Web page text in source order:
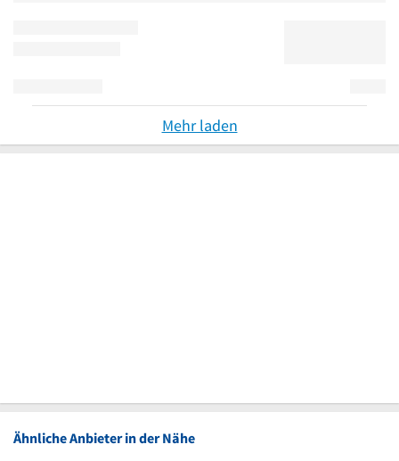
Mehr laden
Ähnliche Anbieter in der Nähe